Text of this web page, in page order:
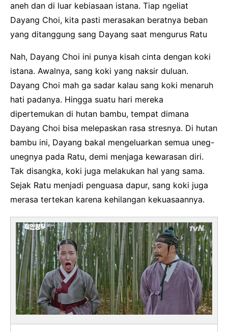
aneh dan di luar kebiasaan istana. Tiap ngeliat
Dayang Choi, kita pasti merasakan beratnya beban
yang ditanggung sang Dayang saat mengurus Ratu
Nah, Dayang Choi ini punya kisah cinta dengan koki
istana. Awalnya, sang koki yang naksir duluan.
Dayang Choi mah ga sadar kalau sang koki menaruh
hati padanya. Hingga suatu hari mereka
dipertemukan di hutan bambu, tempat dimana
Dayang Choi bisa melepaskan rasa stresnya. Di hutan
bambu ini, Dayang bakal mengeluarkan semua uneg-
unegnya pada Ratu, demi menjaga kewarasan diri.
Tak disangka, koki juga melakukan hal yang sama.
Sejak Ratu menjadi penguasa dapur, sang koki juga
merasa tertekan karena kehilangan kekuasaannya.